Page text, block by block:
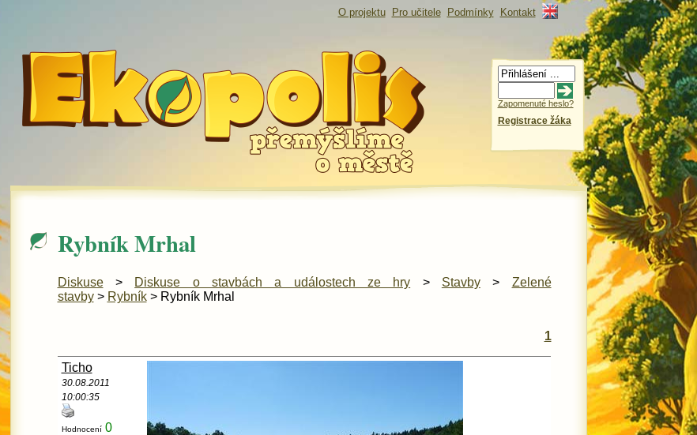
O projektu Pro učitele Podmínky Kontakt
Zapomenuté heslo?
Registrace žáka
Rybník Mrhal
Diskuse> Diskuse o stavbách a událostech ze hry > Stavby> Zelené
stavby> Rybník> Rybník Mrhal
1
Ticho
30.08.2011
10:00:35
Hodnocení 0